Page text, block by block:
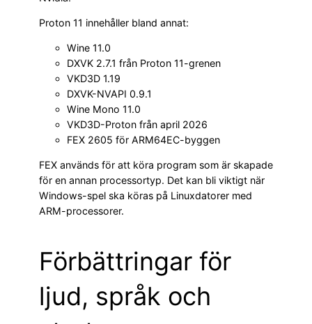
Proton 11 innehåller bland annat:
Wine 11.0
DXVK 2.7.1 från Proton 11-grenen
VKD3D 1.19
DXVK-NVAPI 0.9.1
Wine Mono 11.0
VKD3D-Proton från april 2026
FEX 2605 för ARM64EC-byggen
FEX används för att köra program som är skapade
för en annan processortyp. Det kan bli viktigt när
Windows-spel ska köras på Linuxdatorer med
ARM-processorer.
Förbättringar för
ljud, språk och